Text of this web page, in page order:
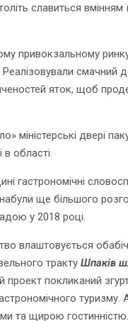
славиться вмінням
привокзальному
смачний
яток, щоб
міністерські двері
в області.
гастрономічні
ще більшого
у 2018 році.
влаштовується
тракту Шпаків
покликаний
та щирою гостинністю.